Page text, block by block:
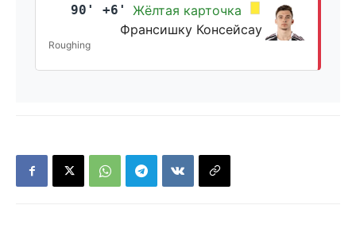
90' +6'
Жёлтая карточка
Франсишку Консейсау
Roughing